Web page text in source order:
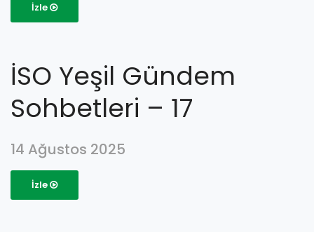
İzle
İSO Yeşil Gündem
Sohbetleri – 17
14 Ağustos 2025
İzle